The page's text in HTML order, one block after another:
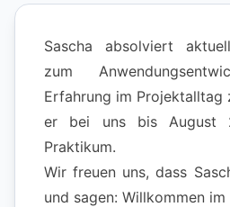
Sascha absolviert
zum
Erfahrung im Projektalltag
er bei uns bis August
Praktikum.
Wir freuen uns, dass
und sagen: Willkommen im